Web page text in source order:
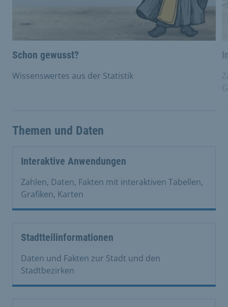
Schon gewusst?
Wissenswertes aus der Statistik
Themen und Daten
Interaktive Anwendungen
Zahlen, Daten, Fakten mit interaktiven Tabellen,
Grafiken, Karten
Stadtteilinformationen
Daten und Fakten zur Stadt und den
Stadtbezirken